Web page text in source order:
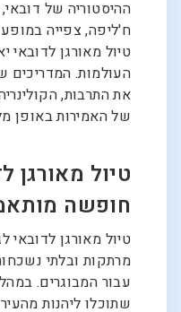
ההיסטוריה של דובאי,
ח'ליפה, צפייה במופע
טיול מאורגן
העולמות. המדריכים
את התרבות,
של האמירות באופן
טיול מאורגן
חופשה
טיול מאורגן לדובאי
מרתקות ובלתי
עבור המבוגרים.
שתוכלו ליהנות